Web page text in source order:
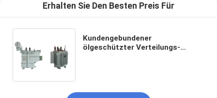
Erhalten Sie Den Besten Preis Für
Kundengebundener
ölgeschützter Verteilungs-